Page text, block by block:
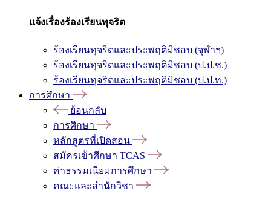
แจ้งเรื่องร้องเรียนทุจริต
ร้องเรียนทุจริตและประพฤติมิชอบ (จุฬาฯ)
ร้องเรียนทุจริตและประพฤติมิชอบ (ป.ป.ช.)
ร้องเรียนทุจริตและประพฤติมิชอบ (ป.ป.ท.)
การศึกษา
ย้อนกลับ
การศึกษา
หลักสูตรที่เปิดสอน
สมัครเข้าศึกษา TCAS
ค่าธรรมเนียมการศึกษา
คณะและสำนักวิชา